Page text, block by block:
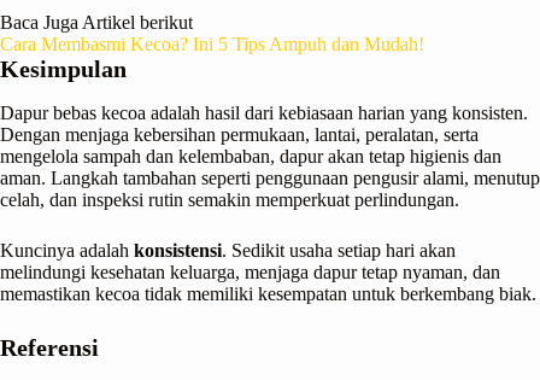
Baca Juga Artikel berikut
Cara Membasmi Kecoa? Ini 5 Tips Ampuh dan Mudah!
Kesimpulan
Dapur bebas kecoa adalah hasil dari kebiasaan harian yang konsisten.
Dengan menjaga kebersihan permukaan, lantai, peralatan, serta
mengelola sampah dan kelembaban, dapur akan tetap higienis dan
aman. Langkah tambahan seperti penggunaan pengusir alami, menutup
celah, dan inspeksi rutin semakin memperkuat perlindungan.
Kuncinya adalah konsistensi. Sedikit usaha setiap hari akan
melindungi kesehatan keluarga, menjaga dapur tetap nyaman, dan
memastikan kecoa tidak memiliki kesempatan untuk berkembang biak.
Referensi